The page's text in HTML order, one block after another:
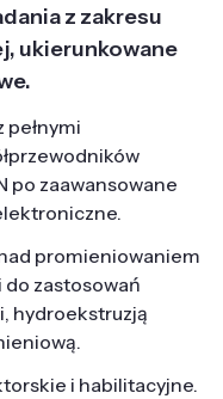
z zakresu
ukierunkowane
po zaawansowane
promieniowaniem
zastosowań
hydroekstruzją
i habilitacyjne.